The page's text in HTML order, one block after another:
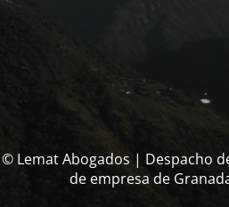
© Lemat Abogados | Despacho
de empresa de